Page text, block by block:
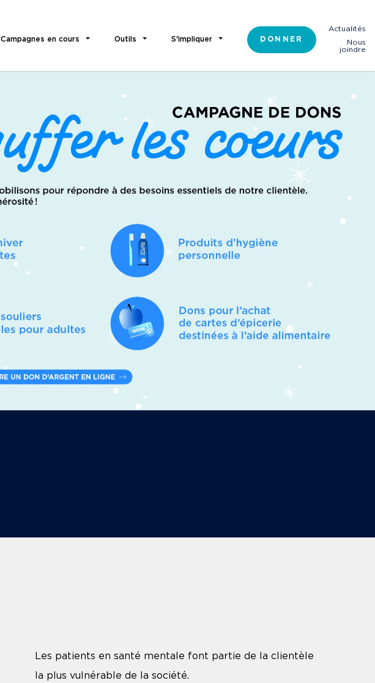
Campagnes en cours Outils S'impliquer DONNER
Actualités
Nous
joindre
Les patients en santé mentale font partie de la clientèle
la plus vulnérable de la société.